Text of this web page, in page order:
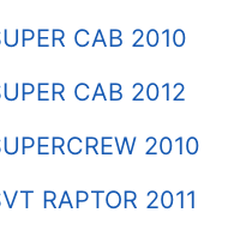
CAB 2010
CAB 2012
2010
RAPTOR 2011